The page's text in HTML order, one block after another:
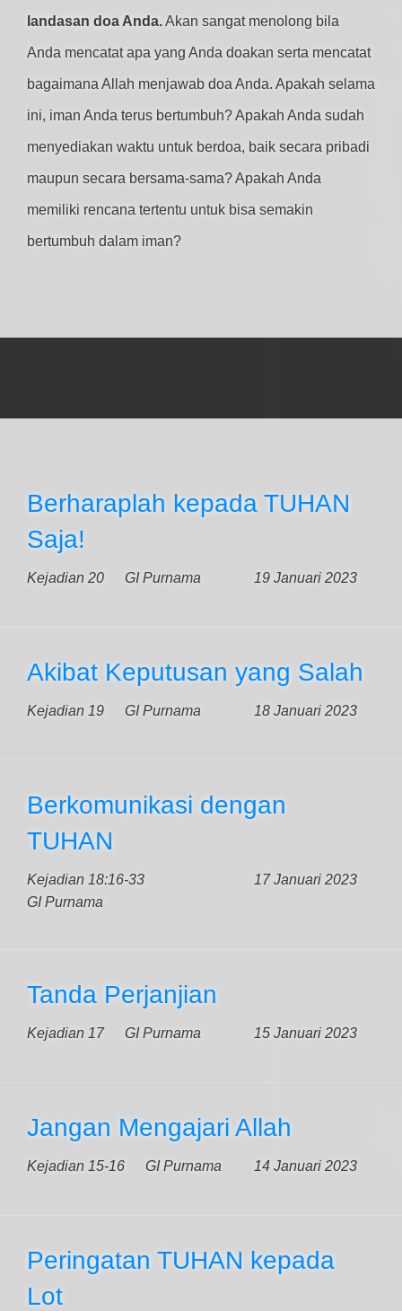
landasan doa Anda.Akan sangat menolong bila
Anda mencatat apa yang Anda doakan serta mencatat
bagaimana Allah menjawab doa Anda. Apakah selama
ini, iman Anda terus bertumbuh? Apakah Anda sudah
menyediakan waktu untuk berdoa, baik secara pribadi
maupun secara bersama-sama? Apakah Anda
memiliki rencana tertentu untuk bisa semakin
bertumbuh dalam iman?
Berharaplah kepada TUHAN
Saja!
Kejadian 20 19 Januari 2023
GI Purnama
Akibat Keputusan yang Salah
Kejadian 19 18 Januari 2023
GI Purnama
Berkomunikasi dengan
TUHAN
Kejadian 18:16-33
17 Januari 2023
GI Purnama
Tanda Perjanjian
Kejadian 17 15 Januari 2023
GI Purnama
Jangan Mengajari Allah
Kejadian 15-16 14 Januari 2023
GI Purnama
Peringatan TUHAN kepada
Lot